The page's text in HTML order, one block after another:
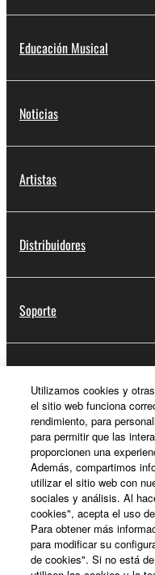
Educación Musical
Noticias
Artistas
Distribuidores
Soporte
Acerca de Yamaha
España - Spanish
Empresa
Utilizamos cookies y
el sitio web funciona
rendimiento, para
para permitir que las
proporcionen una
Además, compartimos
utilizar el sitio web con
sociales y análisis. Al
cookies", acepta el uso
Para obtener más
para modificar su
de cookies". Si no está